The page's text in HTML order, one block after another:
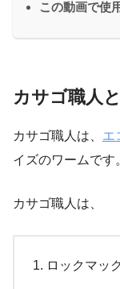
この動画で使
カサゴ職人
カサゴ職人は、 エ
イズのワームです
カサゴ職人は、
ロックマッ